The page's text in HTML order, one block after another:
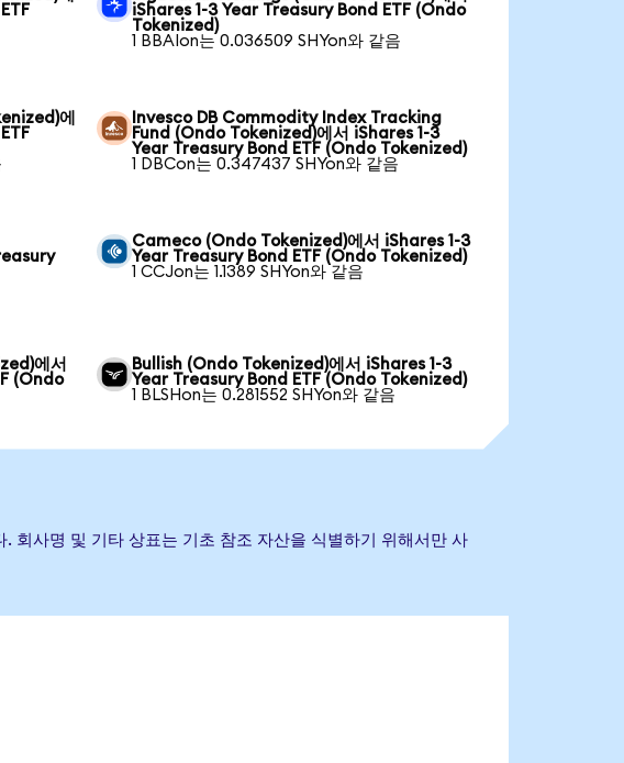
iShares 1-3 Year Treasury Bond ETF (Ondo
Tokenized)
1 BBAIon는 0.036509 SHYon와 같음
에
Invesco DB Commodity Index Tracking
Fund (Ondo Tokenized)에서 iShares 1-3
Year Treasury Bond ETF (Ondo Tokenized)
1 DBCon는 0.347437 SHYon와 같음
Cameco (Ondo Tokenized)에서 iShares 1-3
Year Treasury Bond ETF (Ondo Tokenized)
1 CCJon는 1.1389 SHYon와 같음
에서
(Ondo
Bullish (Ondo Tokenized)에서 iShares 1-3
Year Treasury Bond ETF (Ondo Tokenized)
1 BLSHon는 0.281552 SHYon와 같음
회사명 및 기타 상표는 기초 참조 자산을 식별하기 위해서만 사